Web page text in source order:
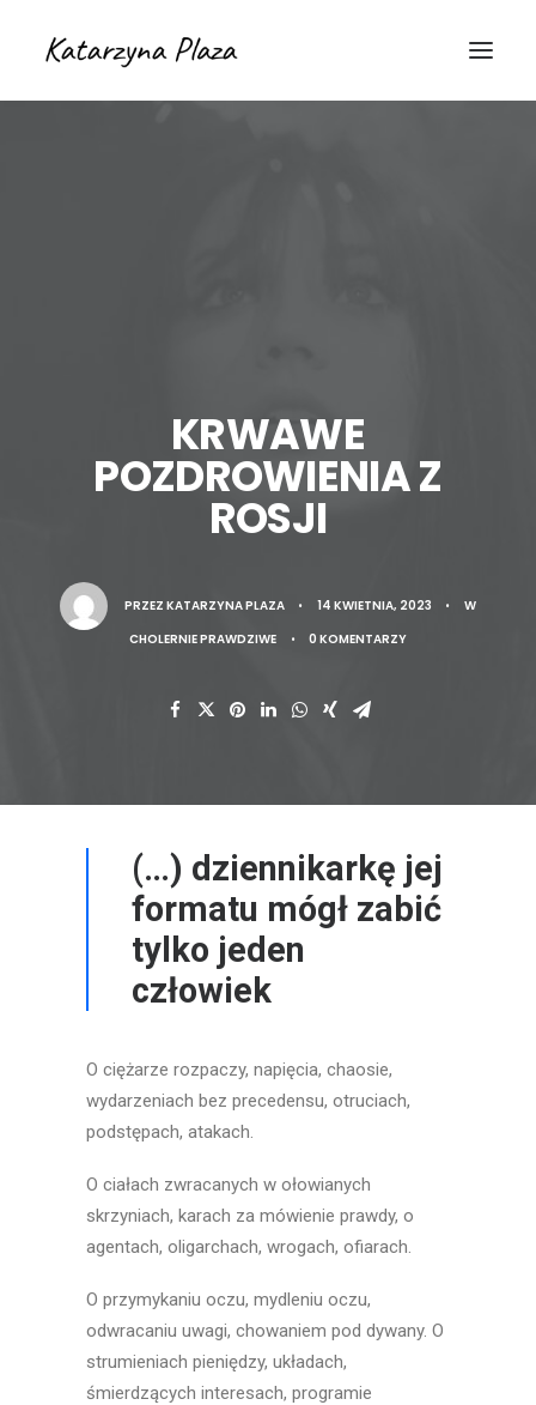
KRWAWE
POZDROWIENIA Z
ROSJI
PRZEZ KATARZYNA PLAZA • 14 KWIETNIA, 2023 •
W
CHOLERNIE PRAWDZIWE
• 0 KOMENTARZY
(…) dziennikarkę jej
formatu mógł zabić
tylko jeden
człowiek
O ciężarze rozpaczy, napięcia, chaosie,
wydarzeniach bez precedensu, otruciach,
podstępach, atakach.
O ciałach zwracanych w ołowianych
skrzyniach, karach za mówienie prawdy, o
agentach, oligarchach, wrogach, ofiarach.
O przymykaniu oczu, mydleniu oczu,
odwracaniu uwagi, chowaniem pod dywany. O
strumieniach pieniędzy, układach,
śmierdzących interesach, programie